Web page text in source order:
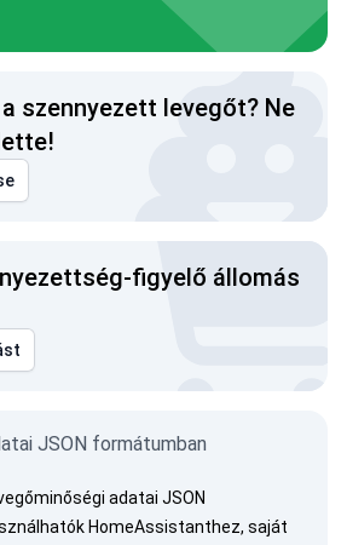
szennyezett levegőt? Ne
figyelő állomás
JSON formátumban
adatai JSON
HomeAssistanthez, saját